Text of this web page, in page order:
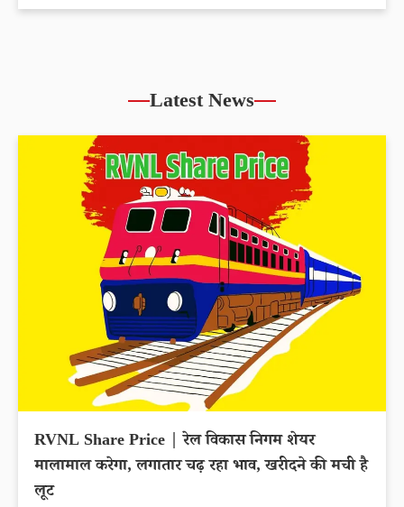
Latest News
RVNL Share Price | रेल विकास निगम शेयर
मालामाल करेगा, लगातार चढ़ रहा भाव, खरीदने की मची है
लूट